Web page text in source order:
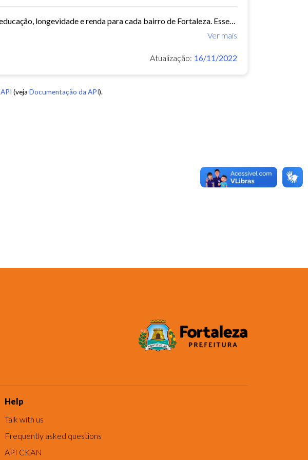
Este conjunto de dados contém indicadores de educação, longevidade e renda para cada bairro de Fortaleza. Esses três indicadores juntos formam o Indice de Desenvolvimento Humano...
Ver mais
Atualização: 16/11/2022
API (veja Documentação da API).
Help
Talk with us
Frequently asked questions
API CKAN